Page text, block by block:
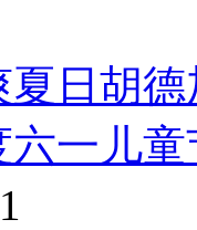
夏日胡
一儿